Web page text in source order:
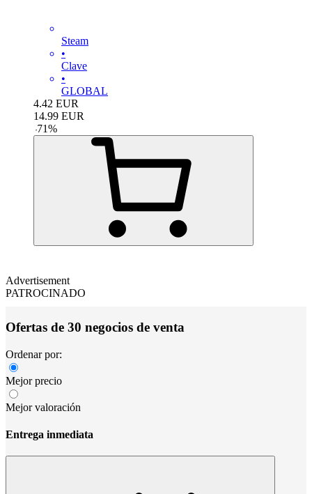
Steam
•
Clave
•
GLOBAL
4.42 EUR
14.99 EUR
-71%
Advertisement
PATROCINADO
Ofertas de 30 negocios de venta
Ordenar por:
Mejor precio
Mejor valoración
Entrega inmediata